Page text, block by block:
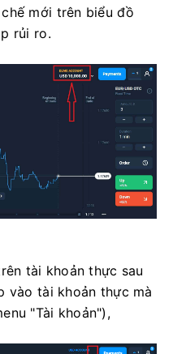
mới trên biểu đồ
rủi ro.
tài khoản thực sau
vào tài khoản thực mà
"Tài khoản"),